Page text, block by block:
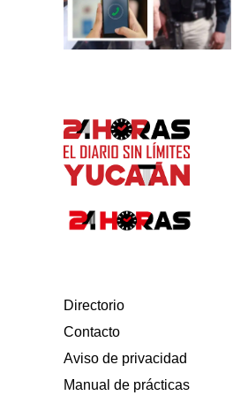
Directorio
Contacto
Aviso de privacidad
Manual de prácticas